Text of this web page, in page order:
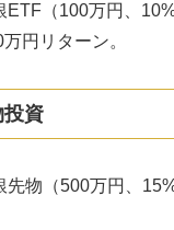
ETF（100万円、
円リターン。
資
先物（500万円、